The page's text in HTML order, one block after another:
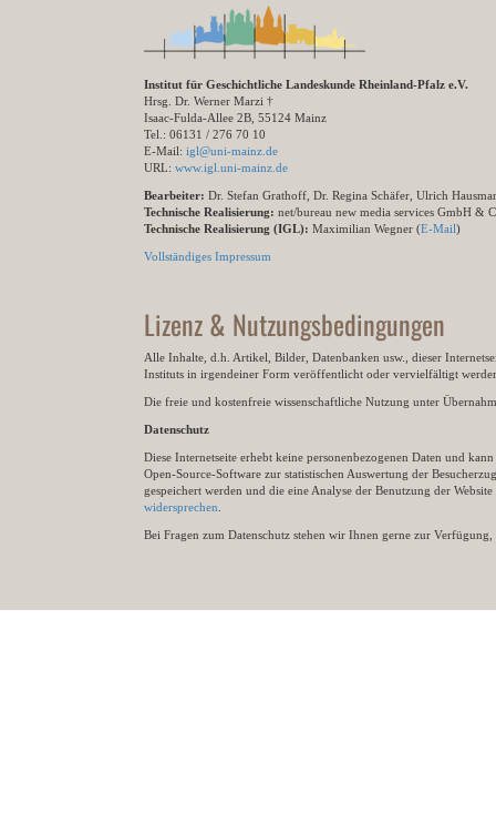
Institut für Geschichtliche Landeskunde Rheinland-Pfalz e.V.
Hrsg. Dr. Werner Marzi †
Isaac-Fulda-Allee 2B, 55124 Mainz
Tel.: 06131 / 276 70 10
E-Mail: igl@uni-mainz.de
URL: www.igl.uni-mainz.de
Bearbeiter: Dr. Stefan Grathoff, Dr. Regina Schäfer, Ulrich
Technische Realisierung: net/bureau new media services GmbH &
Technische Realisierung (IGL): Maximilian Wegner (E-Mail)
Vollständiges Impressum
Lizenz & Nutzungsbedingungen
Alle Inhalte, d.h. Artikel, Bilder, Datenbanken usw., dieser
Instituts in irgendeiner Form veröffentlicht oder vervielfältigt
Die freie und kostenfreie wissenschaftliche Nutzung unter
Datenschutz
Diese Internetseite erhebt keine personenbezogenen Daten und
Open-Source-Software zur statistischen Auswertung der
gespeichert werden und die eine Analyse der Benutzung der
widersprechen
Bei Fragen zum Datenschutz stehen wir Ihnen gerne zur